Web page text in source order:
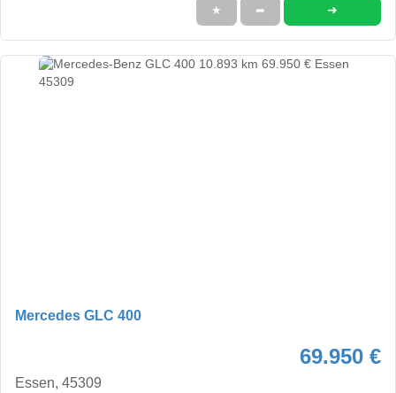
★ ➦ ➜
Mercedes GLC 400
69.950 €
Essen, 45309